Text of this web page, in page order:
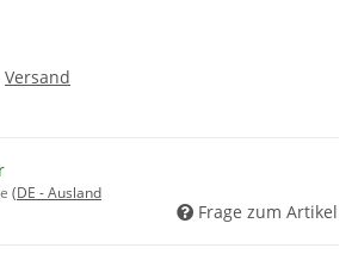
Versand
(DE - Ausland
Frage zum Artikel